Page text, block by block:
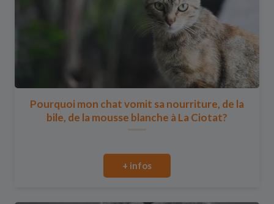
Pourquoi mon chat vomit sa nourriture, de la
bile, de la mousse blanche à La Ciotat?
+ infos